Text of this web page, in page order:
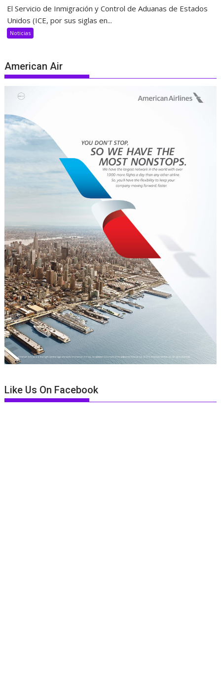
El Servicio de Inmigración y Control de Aduanas de Estados
Unidos (ICE, por sus siglas en...
Noticias
American Air
Like Us On Facebook